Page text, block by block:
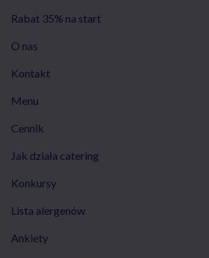
Rabat 35% na start
O nas
Kontakt
Menu
Cennik
Jak działa catering
Konkursy
Lista alergenów
Ankiety